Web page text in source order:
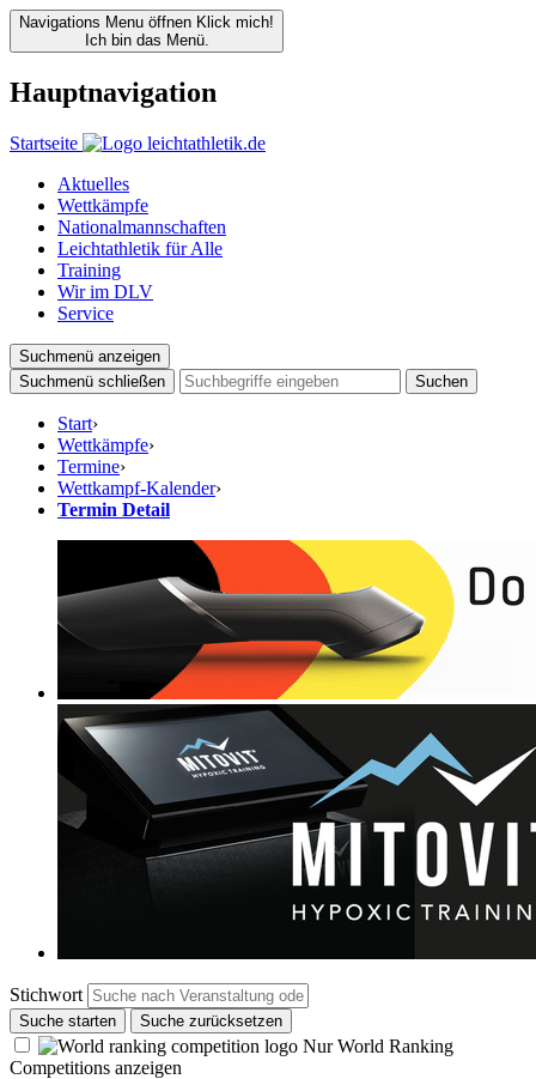
Navigations Menu öffnen Klick mich!
Ich bin das Menü.
Hauptnavigation
Startseite
Aktuelles
Wettkämpfe
Nationalmannschaften
Leichtathletik für Alle
Training
Wir im DLV
Service
Suchmenü anzeigen
Suchmenü schließen
Suchen
Start›
Wettkämpfe›
Termine›
Wettkampf-Kalender›
Termin Detail
Stichwort
Suche starten Suche zurücksetzen
Nur World Ranking
Competitions anzeigen